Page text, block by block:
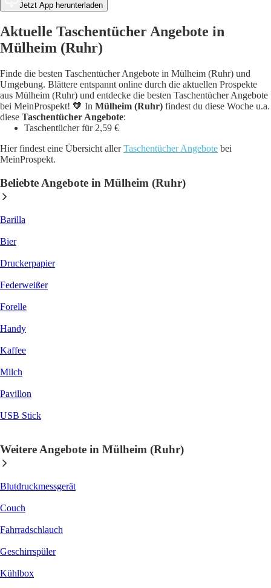
Jetzt App herunterladen
Aktuelle Taschentücher Angebote in
Mülheim (Ruhr)
Finde die besten Taschentücher Angebote in Mülheim (Ruhr) und
Umgebung. Blättere entspannt online durch die aktuellen Prospekte
aus Mülheim (Ruhr) und entdecke die besten Taschentücher Angebote
bei MeinProspekt! 🧡 In Mülheim (Ruhr) findest du diese Woche u.a.
diese Taschentücher Angebote:
Taschentücher für 2,59 €
Hier findest eine Übersicht allerTaschentücher Angebote bei
MeinProspekt.
Beliebte Angebote in Mülheim (Ruhr)
Barilla
Bier
Druckerpapier
Federweißer
Forelle
Handy
Kaffee
Milch
Pavillon
USB Stick
Weitere Angebote in Mülheim (Ruhr)
Blutdruckmessgerät
Couch
Fahrradschlauch
Geschirrspüler
Kühlbox